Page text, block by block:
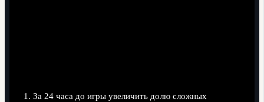
1. За 24 часа до игры увеличить долю сложных